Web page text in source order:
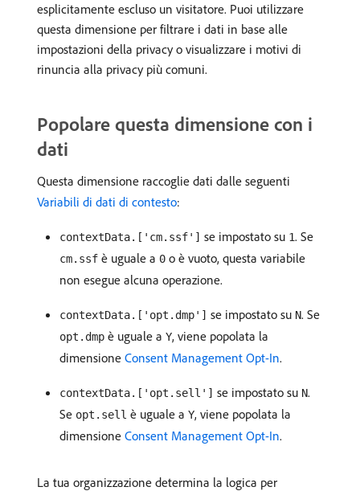
esplicitamente escluso un visitatore. Puoi utilizzare
questa dimensione per filtrare i dati in base alle
impostazioni della privacy o visualizzare i motivi di
rinuncia alla privacy più comuni.
Popolare questa dimensione con i
dati
Questa dimensione raccoglie dati dalle seguenti
Variabili di dati di contesto:
contextData.['cm.ssf'] se impostato su 1. Se
cm.ssf è uguale a 0 o è vuoto, questa variabile
non esegue alcuna operazione.
contextData.['opt.dmp'] se impostato su N. Se
opt.dmp è uguale a Y, viene popolata la
dimensione Consent Management Opt-In.
contextData.['opt.sell'] se impostato su N.
Se opt.sell è uguale a Y, viene popolata la
dimensione Consent Management Opt-In.
La tua organizzazione determina la logica per